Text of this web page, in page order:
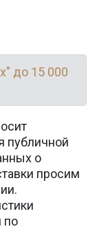
до 15 000
публичной
о
просим
по